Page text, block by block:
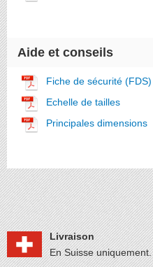
Aide et conseils
Fiche de sécurité (FDS)
Echelle de tailles
Principales dimensions
Livraison
En Suisse uniquement.